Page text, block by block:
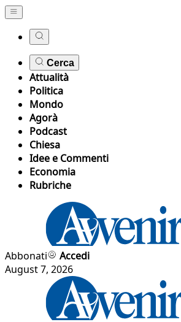
Cerca
Attualità
Politica
Mondo
Agorà
Podcast
Chiesa
Idee e Commenti
Economia
Rubriche
Abbonati
Accedi
August 7, 2026